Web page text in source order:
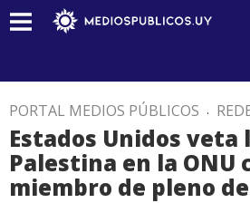
PORTAL MEDIOS PÚBLICOS .
Estados Unidos
Palestina en la ONU
miembro de pleno